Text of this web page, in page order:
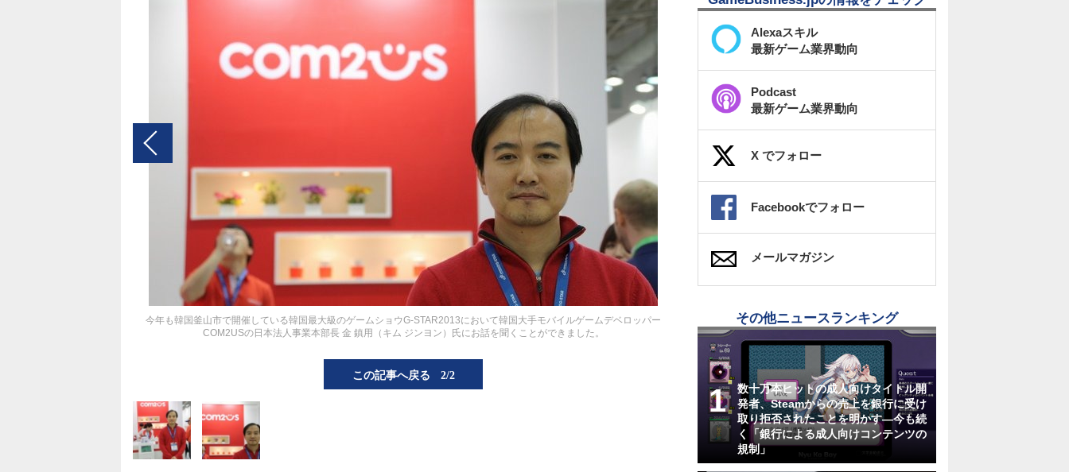
今年も韓国釜山市で開催している韓国最大級のゲームショウG-STAR2013において韓国大手モバイルゲームデベロッパー
COM2USの日本法人事業本部長 金 鎮用（キム ジンヨン）氏にお話を聞くことができました。
この記事へ戻る 2/2
Alexaスキル
最新ゲーム業界動向
Podcast
最新ゲーム業界動向
X でフォロー
Facebookでフォロー
メールマガジン
その他ニュースランキング
数十万本ヒットの成人向けタイトル開
発者、Steamからの売上を銀行に受け
取り拒否されたことを明かす―今も続
く「銀行による成人向けコンテンツの
規制」